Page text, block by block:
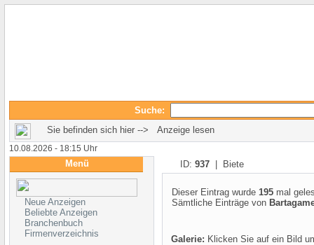
Suche:
Sie befinden sich hier --> Anzeige lesen
10.08.2026 - 18:15 Uhr
Menü
Neue Anzeigen
Beliebte Anzeigen
Branchenbuch
Firmenverzeichnis
ID: 937 | Biete
Dieser Eintrag wurde 195 mal
Sämtliche Einträge von
Galerie: Klicken Sie auf ein Bild